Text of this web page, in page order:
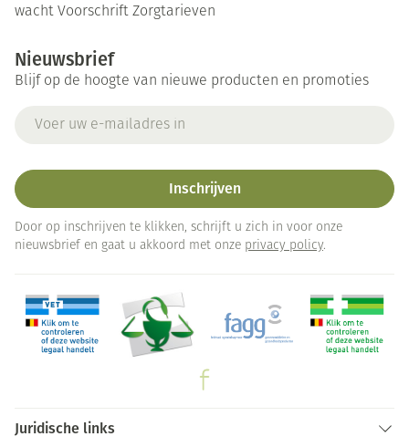
wacht Voorschrift Zorgtarieven
Nieuwsbrief
Blijf op de hoogte van nieuwe producten en promoties
Inschrijven
Door op inschrijven te klikken, schrijft u zich in voor onze
nieuwsbrief en gaat u akkoord met onze privacy policy.
Juridische links